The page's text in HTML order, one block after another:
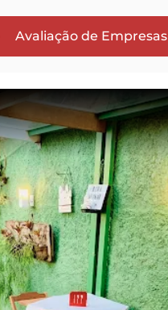
Avaliação de Empresas